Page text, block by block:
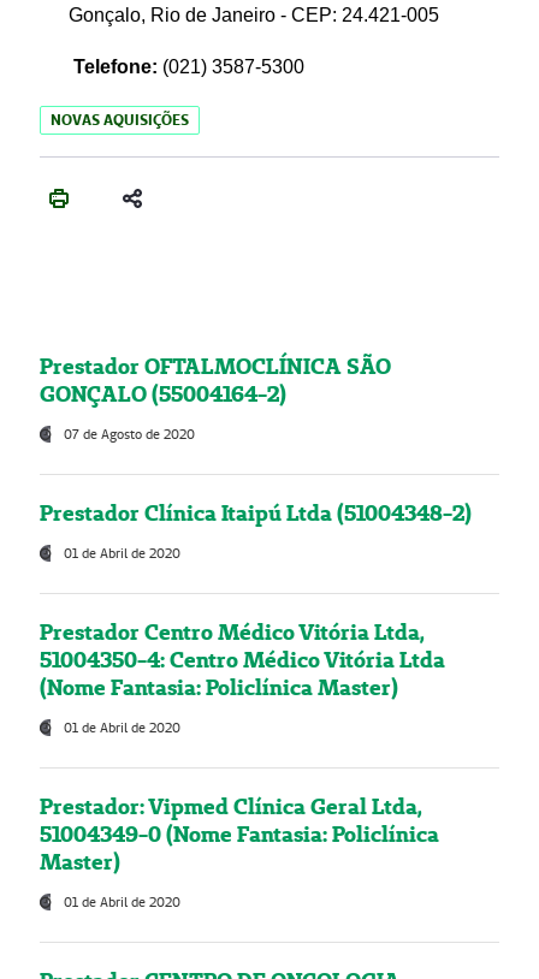
Gonçalo, Rio de Janeiro - CEP: 24.421-005
Telefone: (021) 3587-5300
NOVAS AQUISIÇÕES
Prestador OFTALMOCLÍNICA SÃO
GONÇALO (55004164-2)
07 de Agosto de 2020
Prestador Clínica Itaipú Ltda (51004348-2)
01 de Abril de 2020
Prestador Centro Médico Vitória Ltda,
51004350-4: Centro Médico Vitória Ltda
(Nome Fantasia: Policlínica Master)
01 de Abril de 2020
Prestador: Vipmed Clínica Geral Ltda,
51004349-0 (Nome Fantasia: Policlínica
Master)
01 de Abril de 2020